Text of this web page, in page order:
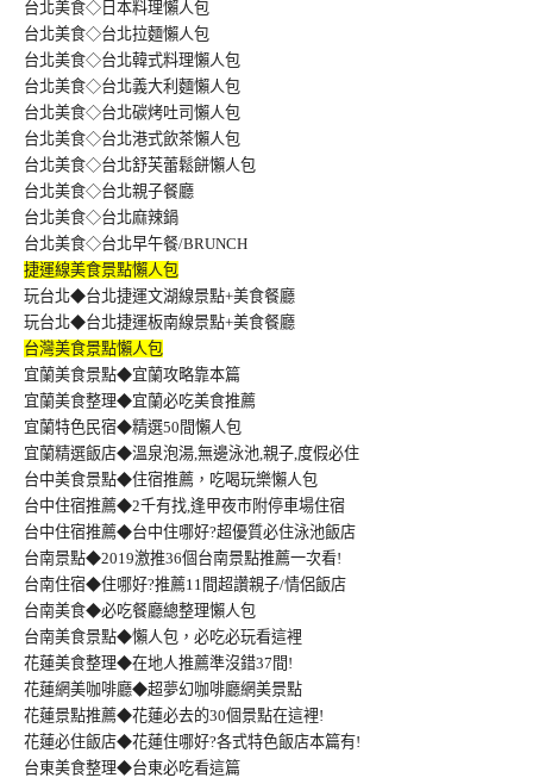
台北美食◇日本料理懶人包
台北美食◇台北拉麵懶人包
台北美食◇台北韓式料理懶人包
台北美食◇台北義大利麵懶人包
台北美食◇台北碳烤吐司懶人包
台北美食◇台北港式飲茶懶人包
台北美食◇台北舒芙蕾鬆餅懶人包
台北美食◇台北親子餐廳
台北美食◇台北麻辣鍋
台北美食◇台北早午餐/BRUNCH
捷運線美食景點懶人包
玩台北◆台北捷運文湖線景點+美食餐廳
玩台北◆台北捷運板南線景點+美食餐廳
台灣美食景點懶人包
宜蘭美食景點◆宜蘭攻略靠本篇
宜蘭美食整理◆宜蘭必吃美食推薦
宜蘭特色民宿◆精選50間懶人包
宜蘭精選飯店◆溫泉泡湯,無邊泳池,親子,度假必住
台中美食景點◆住宿推薦，吃喝玩樂懶人包
台中住宿推薦◆2千有找,逢甲夜市附停車場住宿
台中住宿推薦◆台中住哪好?超優質必住泳池飯店
台南景點◆2019激推36個台南景點推薦一次看!
台南住宿◆住哪好?推薦11間超讚親子/情侶飯店
台南美食◆必吃餐廳總整理懶人包
台南美食景點◆懶人包，必吃必玩看這裡
花蓮美食整理◆在地人推薦準沒錯37間!
花蓮網美咖啡廳◆超夢幻咖啡廳網美景點
花蓮景點推薦◆花蓮必去的30個景點在這裡!
花蓮必住飯店◆花蓮住哪好?各式特色飯店本篇有!
台東美食整理◆台東必吃看這篇